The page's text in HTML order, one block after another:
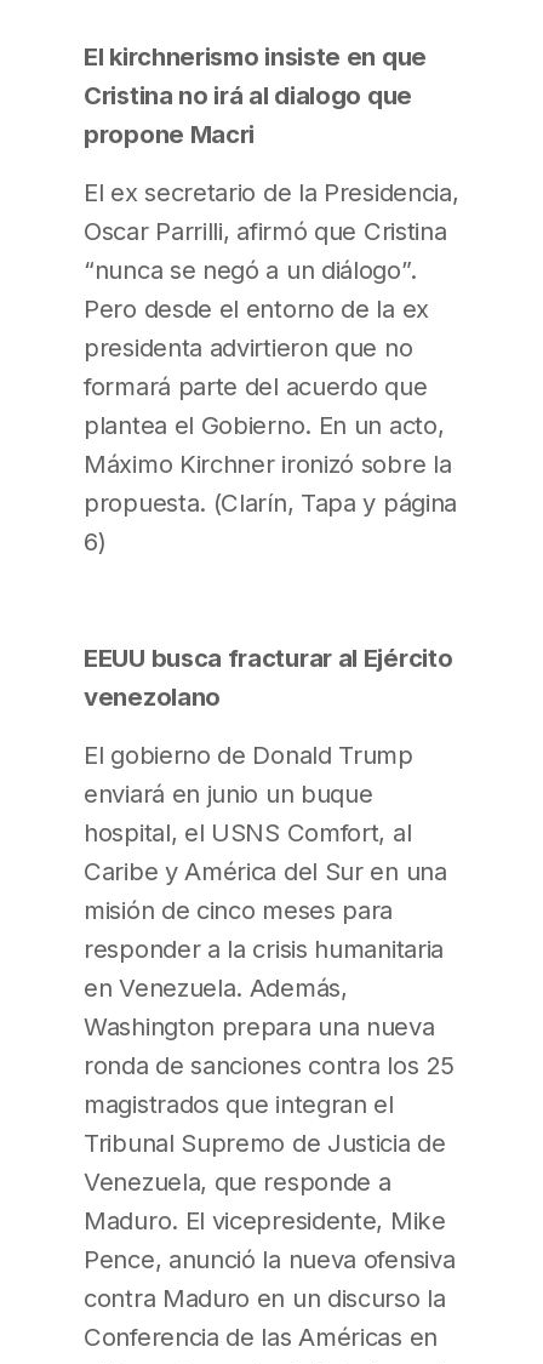
El kirchnerismo insiste en que
Cristina no irá al dialogo que
propone Macri
El ex secretario de la Presidencia,
Oscar Parrilli, afirmó que Cristina
“nunca se negó a un diálogo”.
Pero desde el entorno de la ex
presidenta advirtieron que no
formará parte del acuerdo que
plantea el Gobierno. En un acto,
Máximo Kirchner ironizó sobre la
propuesta. (Clarín, Tapa y página
6)
EEUU busca fracturar al Ejército
venezolano
El gobierno de Donald Trump
enviará en junio un buque
hospital, el USNS Comfort, al
Caribe y América del Sur en una
misión de cinco meses para
responder a la crisis humanitaria
en Venezuela. Además,
Washington prepara una nueva
ronda de sanciones contra los 25
magistrados que integran el
Tribunal Supremo de Justicia de
Venezuela, que responde a
Maduro. El vicepresidente, Mike
Pence, anunció la nueva ofensiva
contra Maduro en un discurso la
Conferencia de las Américas en